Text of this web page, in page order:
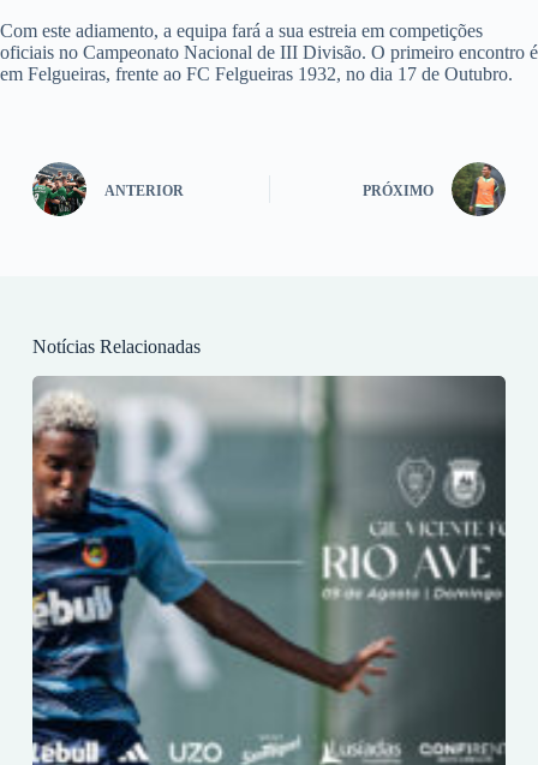
Com este adiamento, a equipa fará a sua estreia em competições
oficiais no Campeonato Nacional de III Divisão. O primeiro encontro é
em Felgueiras, frente ao FC Felgueiras 1932, no dia 17 de Outubro.
ANTERIOR PRÓXIMO
Notícias Relacionadas